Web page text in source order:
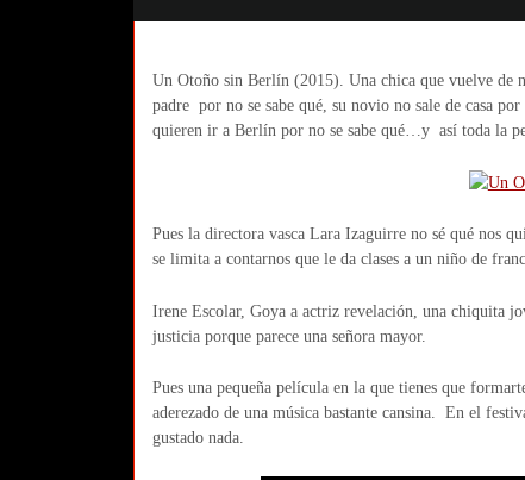
Un Otoño sin Berlín (2015). Una chica que vuelve de
padre por no se sabe qué, su novio no sale de casa
quieren ir a Berlín por no se sabe qué…y así toda la
Pues la directora vasca Lara Izaguirre no sé qué nos
se limita a contarnos que le da clases a un niño de
Irene Escolar, Goya a actriz revelación, una chiquita
justicia porque parece una señora mayor.
Pues una pequeña película en la que tienes que
aderezado de una música bastante cansina. En el
gustado nada.